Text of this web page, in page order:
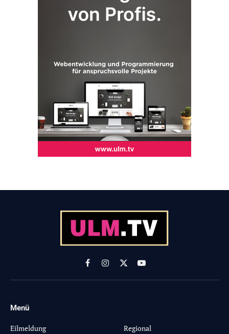
FacebookInstagram
X
(Twitter)
YouTube
Menü
Eilmeldung
Regional